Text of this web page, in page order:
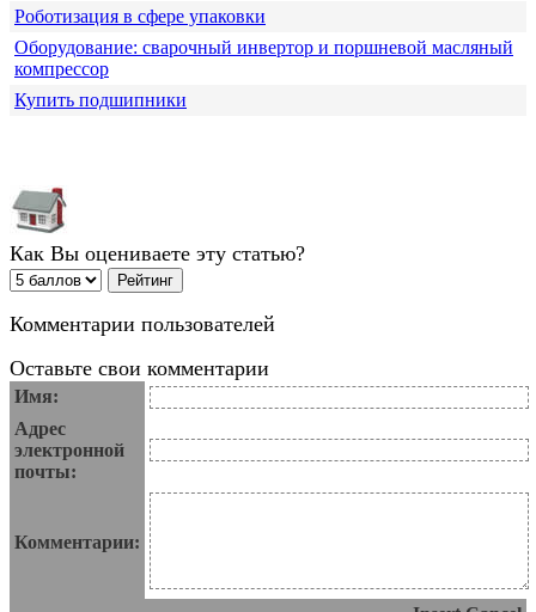
Роботизация в сфере упаковки
Оборудование: сварочный инвертор и поршневой масляный
компрессор
Купить подшипники
Как Вы оцениваете эту статью?
Комментарии пользователей
Оставьте свои комментарии
Имя:
Адрес
электронной
почты:
Комментарии: